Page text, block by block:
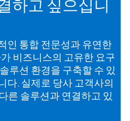
하고 싶으십니
인 통합 전문성과 유연한
비즈니스의 고유한 요구
루션 환경을 구축할 수 있
다. 실제로 당사 고객사의
른 솔루션과 연결하고 있